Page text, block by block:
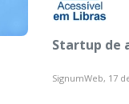
Startup de
SignumWeb, 17